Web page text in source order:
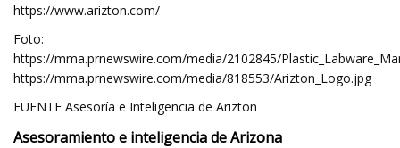
https://www.arizton.com/
Foto:
https://mma.prnewswire.com/media/2102845/
https://mma.prnewswire.com/media/818553/Arizton_Logo.jpg
FUENTE Asesoría e Inteligencia de Arizton
Asesoramiento e inteligencia de Arizona